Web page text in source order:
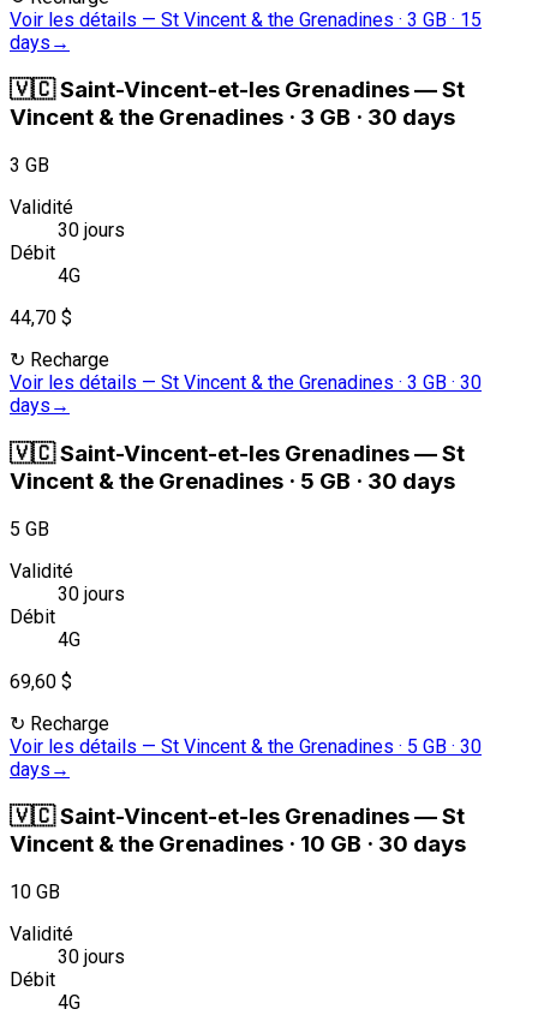
Voir les détails — St Vincent & the Grenadines · 3 GB · 15
days →
🇻🇨Saint-Vincent-et-les Grenadines—St
Vincent & the Grenadines · 3 GB · 30 days
3 GB
Validité
30 jours
Débit
4G
44,70 $
↻ Recharge
Voir les détails — St Vincent & the Grenadines · 3 GB · 30
days →
🇻🇨Saint-Vincent-et-les Grenadines—St
Vincent & the Grenadines · 5 GB · 30 days
5 GB
Validité
30 jours
Débit
4G
69,60 $
↻ Recharge
Voir les détails — St Vincent & the Grenadines · 5 GB · 30
days →
🇻🇨Saint-Vincent-et-les Grenadines—St
Vincent & the Grenadines · 10 GB · 30 days
10 GB
Validité
30 jours
Débit
4G